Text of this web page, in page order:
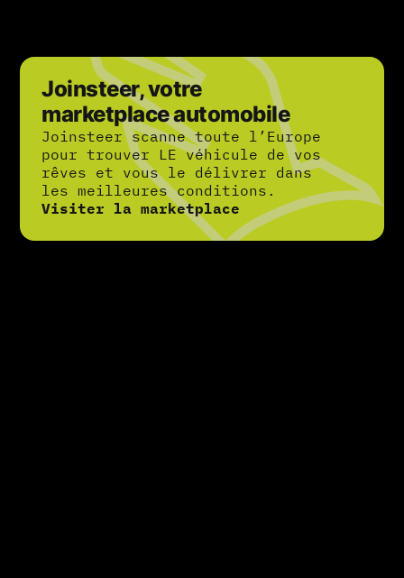
Joinsteer, votre
marketplace automobile
Joinsteer scanne toute l’Europe
pour trouver LE véhicule de vos
rêves et vous le délivrer dans
les meilleures conditions.
Visiter la marketplace